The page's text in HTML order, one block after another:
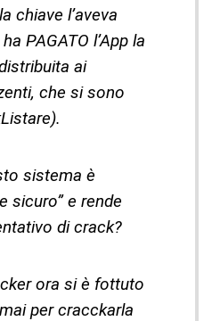
chiave l’aveva
PAGATO l’App la
ai
che si sono
sistema è
sicuro” e rende
di crack?
ora si è fottuto
per cracckarla